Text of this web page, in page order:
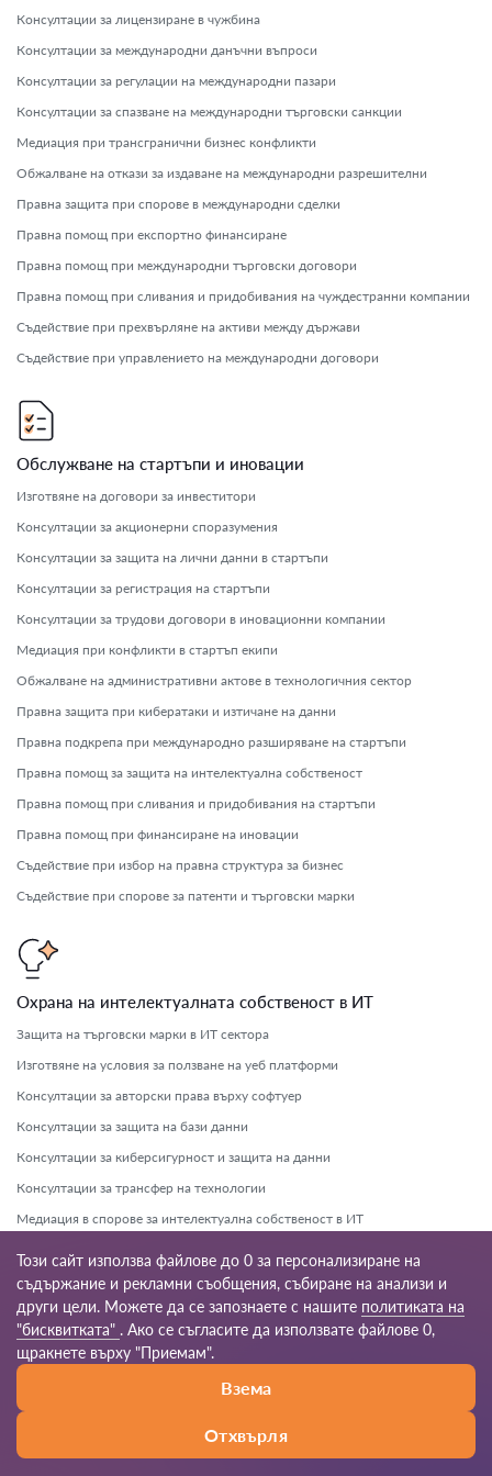
Консултации за лицензиране в чужбина
Консултации за международни данъчни въпроси
Консултации за регулации на международни пазари
Консултации за спазване на международни търговски санкции
Медиация при трансгранични бизнес конфликти
Обжалване на откази за издаване на международни разрешителни
Правна защита при спорове в международни сделки
Правна помощ при експортно финансиране
Правна помощ при международни търговски договори
Правна помощ при сливания и придобивания на чуждестранни компании
Съдействие при прехвърляне на активи между държави
Съдействие при управлението на международни договори
Обслужване на стартъпи и иновации
Изготвяне на договори за инвеститори
Консултации за акционерни споразумения
Консултации за защита на лични данни в стартъпи
Консултации за регистрация на стартъпи
Консултации за трудови договори в иновационни компании
Медиация при конфликти в стартъп екипи
Обжалване на административни актове в технологичния сектор
Правна защита при кибератаки и изтичане на данни
Правна подкрепа при международно разширяване на стартъпи
Правна помощ за защита на интелектуална собственост
Правна помощ при сливания и придобивания на стартъпи
Правна помощ при финансиране на иновации
Съдействие при избор на правна структура за бизнес
Съдействие при спорове за патенти и търговски марки
Охрана на интелектуалната собственост в ИТ
Защита на търговски марки в ИТ сектора
Изготвяне на условия за ползване на уеб платформи
Консултации за авторски права върху софтуер
Консултации за защита на бази данни
Консултации за киберсигурност и защита на данни
Консултации за трансфер на технологии
Медиация в спорове за интелектуална собственост в ИТ
Обжалване на санкции за нарушение на авторски права
Правна помощ при лицензионни договори за софтуер
Правна помощ при нарушения на дигитални права
Правна помощ при регистрация на софтуерни патенти
Съдействие при международни спорове за интелектуална собственост
Съдействие при нарушения на интелектуалната собственост
Този сайт използва файлове до 0 за персонализиране на
съдържание и рекламни съобщения, събиране на анализи и
други цели. Можете да се запознаете с нашите политиката на
"бисквитката" . Ако се съгласите да използвате файлове 0,
щракнете върху "Приемам".
Взема
Отхвърля